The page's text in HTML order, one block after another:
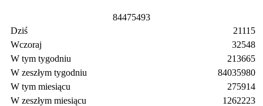
84475493
Dziś
Wczoraj
W tym tygodniu
W zeszłym tygodniu
W tym miesiącu
W zeszłym miesiącu
21115
32548
213665
84035980
275914
1262223